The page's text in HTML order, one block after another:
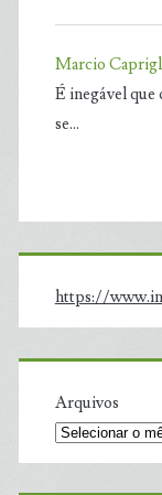
Marcio
É inegável que
se…
https://
Arquivos